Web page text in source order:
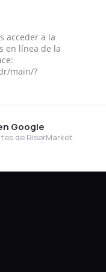
acceder a la
en línea de la
main/?
Google
de RiserMarket